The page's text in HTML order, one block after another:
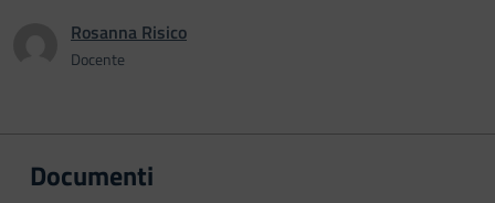
Rosanna Risico
Docente
Documenti